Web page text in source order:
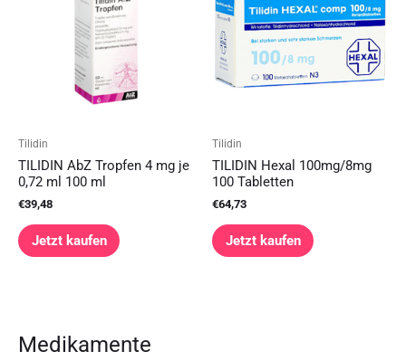
Tilidin
TILIDIN AbZ Tropfen 4 mg je
0,72 ml 100 ml
€39,48
Jetzt kaufen
Tilidin
TILIDIN Hexal 100mg/8mg
100 Tabletten
€64,73
Jetzt kaufen
Medikamente